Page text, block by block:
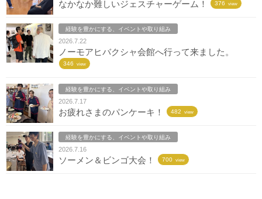
なかなか難しいジェスチャーゲーム！ 376 view
経験を豊かにする、イベントや取り組み
2026.7.22
ノーモアヒバクシャ会館へ行って来ました。
346 view
経験を豊かにする、イベントや取り組み
2026.7.17
お疲れさまのパンケーキ！ 482 view
経験を豊かにする、イベントや取り組み
2026.7.16
ソーメン＆ビンゴ大会！ 700 view